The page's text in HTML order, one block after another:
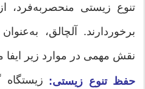
تنوع زیستی منحصربه‌فرد،
برخوردارند. آلچالق،
نقش مهمی در موارد زیر ایفا
حفظ تنوع زیستی: